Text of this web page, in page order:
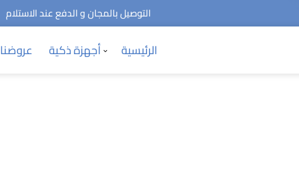
التوصيل بالمجان و الدفع عند الاستلام
عروضنا أجهزة ذكية الرئيسية